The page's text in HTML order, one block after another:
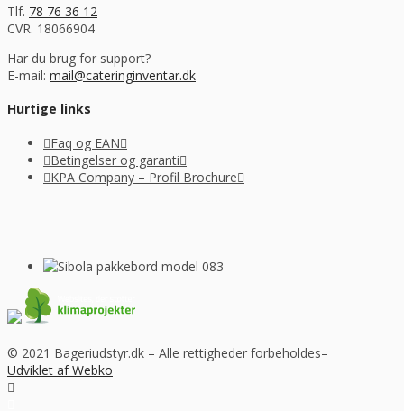
Tlf. 78 76 36 12
CVR. 18066904
Har du brug for support?
E-mail: mail@cateringinventar.dk
Hurtige links
Faq og EAN
Betingelser og garanti
KPA Company – Profil Brochure
© 2021 Bageriudstyr.dk – Alle rettigheder forbeholdes–
Udviklet af Webko